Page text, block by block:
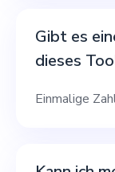
Gibt es
dieses
Einmalige